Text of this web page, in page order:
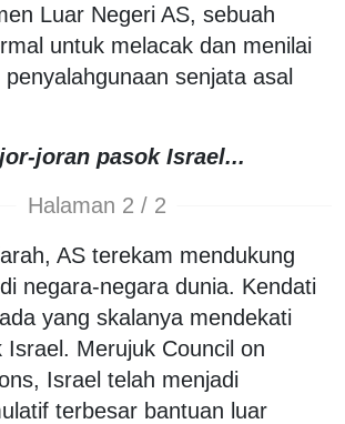
Luar Negeri AS, sebuah
untuk melacak dan menilai
senjata asal
joran pasok Israel...
Halaman 2 / 2
AS terekam mendukung
negara-negara dunia. Kendati
yang skalanya mendekati
Israel. Merujuk Council on
Israel telah menjadi
terbesar bantuan luar